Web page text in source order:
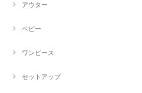
アウター
ベビー
ワンピース
セットアップ